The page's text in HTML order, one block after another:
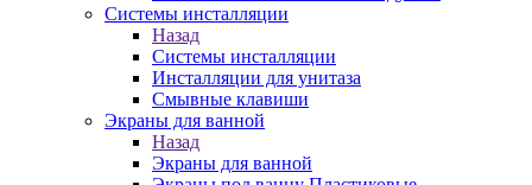
Системы инсталляции
Назад
Системы инсталляции
Инсталляции для унитаза
Смывные клавиши
Экраны для ванной
Назад
Экраны для ванной